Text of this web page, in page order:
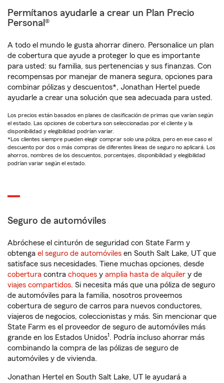
Permítanos ayudarle a crear un Plan Precio
Personal®
A todo el mundo le gusta ahorrar dinero. Personalice un plan
de cobertura que ayude a proteger lo que es importante
para usted: su familia, sus pertenencias y sus finanzas. Con
recompensas por manejar de manera segura, opciones para
combinar pólizas y descuentos*, Jonathan Hertel puede
ayudarle a crear una solución que sea adecuada para usted.
Los precios están basados en planes de clasificación de primas que varían según
el estado. Las opciones de cobertura son seleccionadas por el cliente y la
disponibilidad y elegibilidad podrían variar.
*Los clientes siempre pueden elegir comprar solo una póliza, pero en ese caso el
descuento por dos o más compras de diferentes líneas de seguro no aplicará. Los
ahorros, nombres de los descuentos, porcentajes, disponibilidad y elegibilidad
podrían variar según el estado.
Seguro de automóviles
Abróchese el cinturón de seguridad con State Farm y
obtenga el seguro de automóviles en South Salt Lake, UT que
satisface sus necesidades. Tiene muchas opciones, desde
cobertura contra choques y amplia hasta de alquiler y de
viajes compartidos. Si necesita más que una póliza de seguro
de automóviles para la familia, nosotros proveemos
cobertura de seguro de carros para nuevos conductores,
viajeros de negocios, coleccionistas y más. Sin mencionar que
State Farm es el proveedor de seguro de automóviles más
grande en los Estados Unidos1. Podría incluso ahorrar más
combinando la compra de las pólizas de seguro de
automóviles y de vivienda.
Jonathan Hertel en South Salt Lake, UT le ayudará a